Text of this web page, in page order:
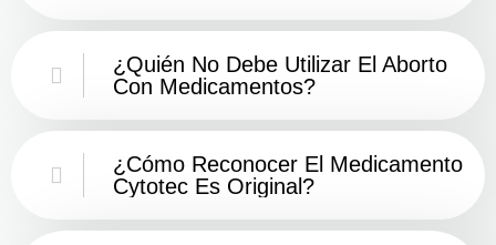
¿Quién No Debe Utilizar El Aborto
Con Medicamentos?
¿Cómo Reconocer El Medicamento
Cytotec Es Original?